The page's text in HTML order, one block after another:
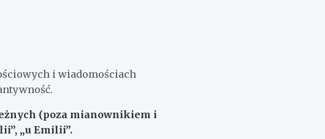
i wiadomościach
(poza mianownikiem i
„u Emilii”.